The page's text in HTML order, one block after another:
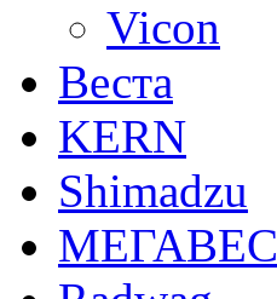
Vicon
Веста
KERN
Shimadzu
МЕГАВЕС